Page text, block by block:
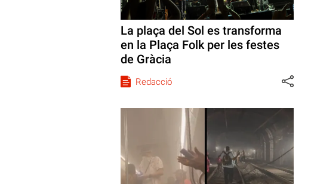
La plaça del Sol es transforma
en la Plaça Folk per les festes
de Gràcia
Redacció